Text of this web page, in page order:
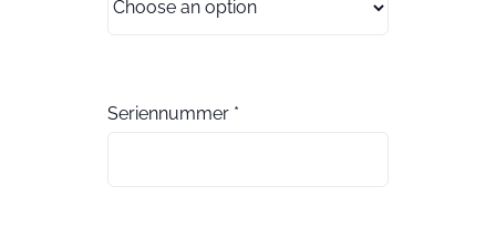
Seriennummer *